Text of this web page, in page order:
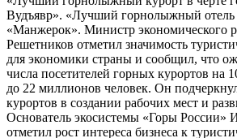
Вудъявр». «Лучший горнолыжный
«Манжерок». Министр экономического
Решетников отметил значимость
для экономики страны и сообщил, что
числа посетителей горных курортов на
до 22 миллионов человек. Он
курортов в создании рабочих мест и
Основатель экосистемы «Горы России»
отметил рост интереса бизнеса к